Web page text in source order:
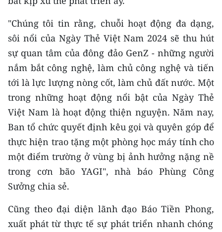
"Chúng tôi tin rằng, chuỗi hoạt động đa dạng,
sôi nổi của Ngày Thẻ Việt Nam 2024 sẽ thu hút
sự quan tâm của đông đảo GenZ - những người
nắm bắt công nghệ, làm chủ công nghệ và tiến
tới là lực lượng nòng cốt, làm chủ đất nước. Một
trong những hoạt động nổi bật của Ngày Thẻ
Việt Nam là hoạt động thiện nguyện. Năm nay,
Ban tổ chức quyết định kêu gọi và quyên góp để
thực hiện trao tặng một phòng học máy tính cho
một điểm trường ở vùng bị ảnh hưởng nặng nề
trong cơn bão YAGI", nhà báo Phùng Công
Sưởng chia sẻ.
Cũng theo đại diện lãnh đạo Báo Tiền Phong,
xuất phát từ thực tế sự phát triển nhanh chóng